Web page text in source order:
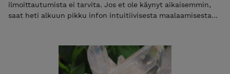
ilmoittautumista ei tarvita. Jos et ole käynyt aikaisemmin,
saat heti alkuun pikku infon intuitiivisesta maalaamisesta
TARJOUSHINTAAN! 42x30cm taulun maalaus 39€ (norm. 59€)
60x50cm taulun maalaus 69€ (norm. 79€) Löydät ateljeelta
kaiken tarvittavan upean taulun tekemiseen. Taulu